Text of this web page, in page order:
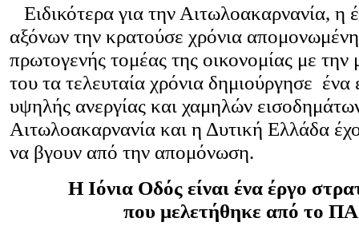
Ειδικότερα για την Αιτωλοακαρνανία, η
αξόνων την κρατούσε χρόνια
πρωτογενής τομέας της οικονομίας με
του τα τελευταία χρόνια δημιούργησε ένα
υψηλής ανεργίας και χαμηλών
Αιτωλοακαρνανία και η Δυτική Ελλάδα
να βγουν από την απομόνωση.
Η Ιόνια Οδός είναι ένα έργο
που μελετήθηκε από το